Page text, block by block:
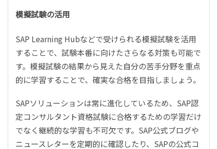
模擬試験の活用
SAP Learning Hubなどで受けられる模擬試験を活用
することで、試験本番に向けたさらなる対策も可能で
す。模擬試験の結果から見えた自分の苦手分野を重点
的に学習することで、確実な合格を目指しましょう。
SAPソリューションは常に進化しているため、 SAP認
定コンサルタント資格試験に合格するための学習だけ
でなく継続的な学習も不可欠です。 SAP公式ブログや
ニュースレターを定期的に確認したり、 SAPの公式コ